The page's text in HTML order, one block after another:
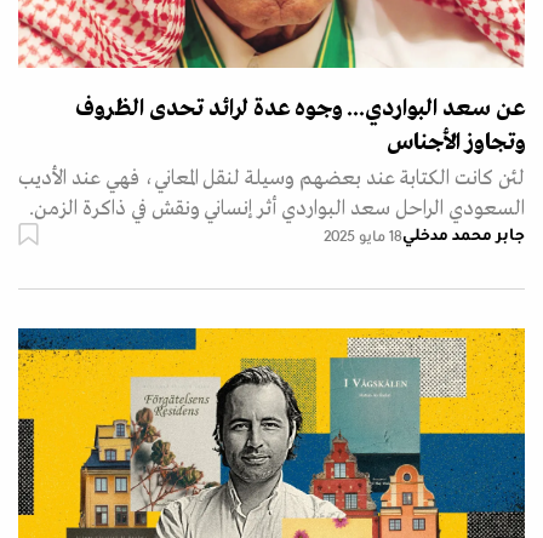
عن سعد البواردي... وجوه عدة لرائد تحدى الظروف
وتجاوز الأجناس
لئن كانت الكتابة عند بعضهم وسيلة لنقل المعاني، فهي عند الأديب
السعودي الراحل سعد البواردي أثر إنساني ونقش في ذاكرة الزمن.
جابر محمد مدخلي18 مايو 2025